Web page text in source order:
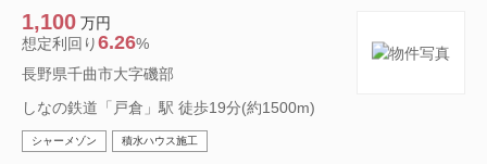
1,100 万円
想定利回り6.26%
長野県千曲市大字磯部
しなの鉄道「戸倉」駅 徒歩19分(約1500m)
シャーメゾン 積水ハウス施工